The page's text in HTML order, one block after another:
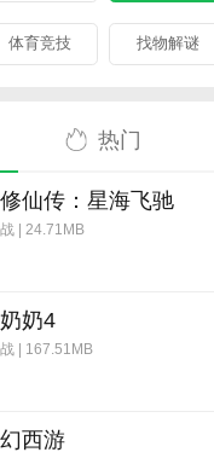
体育竞技 找物解谜
热门
仙传：星海飞驰
| 24.71MB
奶4
| 167.51MB
西游